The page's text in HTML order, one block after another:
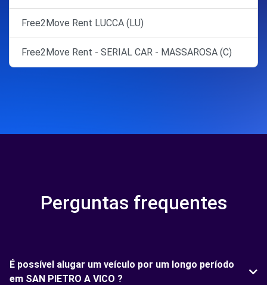
Free2Move Rent LUCCA (LU)
Free2Move Rent - SERIAL CAR - MASSAROSA (C)
Perguntas frequentes
É possível alugar um veículo por um longo período
em SAN PIETRO A VICO ?